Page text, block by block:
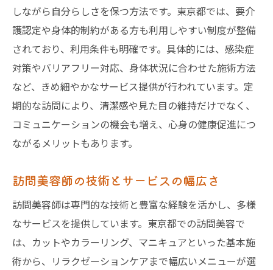
しながら自分らしさを保つ方法です。東京都では、要介
護認定や身体的制約がある方も利用しやすい制度が整備
されており、利用条件も明確です。具体的には、感染症
対策やバリアフリー対応、身体状況に合わせた施術方法
など、きめ細やかなサービス提供が行われています。定
期的な訪問により、清潔感や見た目の維持だけでなく、
コミュニケーションの機会も増え、心身の健康促進につ
ながるメリットもあります。
訪問美容師の技術とサービスの幅広さ
訪問美容師は専門的な技術と豊富な経験を活かし、多様
なサービスを提供しています。東京都での訪問美容で
は、カットやカラーリング、マニキュアといった基本施
術から、リラクゼーションケアまで幅広いメニューが選